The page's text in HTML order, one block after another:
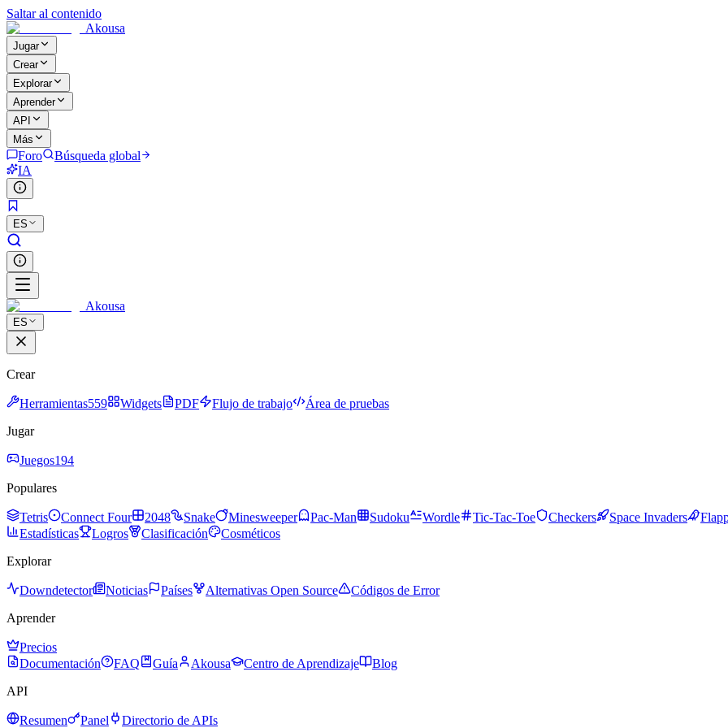
Saltar al contenido
Akousa
Jugar
Crear
Explorar
Aprender
API
Más
Foro
Búsqueda global
IA
ES
Akousa
ES
Crear
Herramientas559 Widgets PDF Flujo de trabajo
Área de pruebas
Jugar
Juegos194
Populares
Tetris Connect Four 2048 Snake Minesweeper Pac-Man Sudoku Wordle Tic-Tac-Toe Checkers Space Invaders
Estadísticas
Logros Clasificación
Cosméticos
Explorar
Downdetector Noticias Países Alternativas Open Source
Códigos de Error
Aprender
Precios
Documentación
FAQ Guía Akousa Centro de Aprendizaje
Blog
API
Resumen Panel
Directorio de APIs